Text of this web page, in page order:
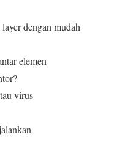
dengan mudah
elemen
virus